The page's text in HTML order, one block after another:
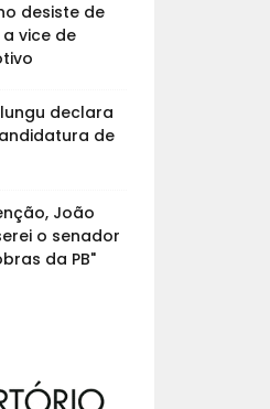
desiste de
vice de
declara
de
João
o senador
da PB"